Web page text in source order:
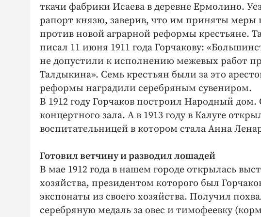
ткачи фабрики Исаева в деревне Ермолино.
рапорт князю, заверив, что им приняты меры
против новой аграрной реформы крестьяне.
писал 11 июня 1911 года Горчакову:
не допустили к исполнению межевых работ
Талдыкина». Семь крестьян были за это
реформы наградили серебряным сувениром.
В 1912 году Горчаков построил Народный
концертного зала. А в 1913 году в Калуге
воспитательницей в котором стала Анна
Готовил ветчину и разводил лошадей
В мае 1912 года в нашем городе открылась
хозяйства, президентом которого был
экспонаты из своего хозяйства. Получил
серебряную медаль за овес и тимофеевку